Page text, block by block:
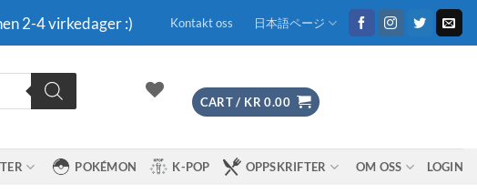
2-4 virkedager :) Kontakt oss 日本語ページ
CART / KR 0.00
POKÉMON K-POP OPPSKRIFTER OM OSS LOGIN